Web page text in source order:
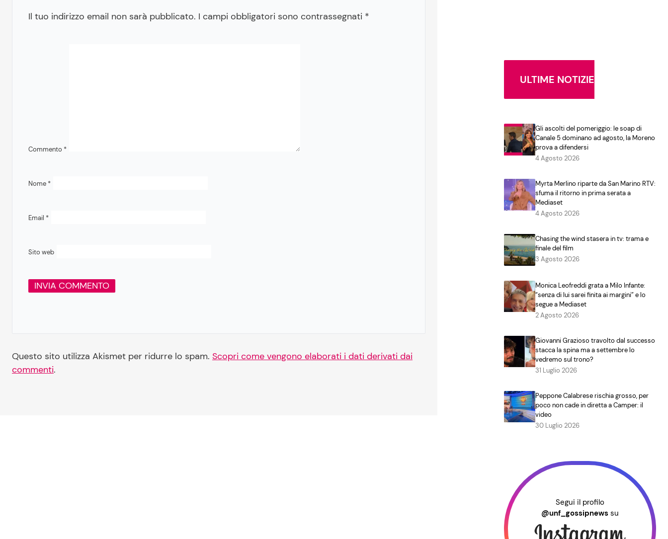
Il tuo indirizzo email non sarà pubblicato. I campi obbligatori sono contrassegnati *
Commento *
Nome *
Email *
Sito web
Questo sito utilizza Akismet per ridurre lo spam. Scopri come vengono elaborati i dati derivati dai
commenti.
ULTIME NOTIZIE
Gli ascolti del pomeriggio: le soap di
Canale 5 dominano ad agosto, la Moreno
prova a difendersi
4 Agosto 2026
Myrta Merlino riparte da San Marino RTV:
sfuma il ritorno in prima serata a
Mediaset
4 Agosto 2026
Chasing the wind stasera in tv: trama e
finale del film
3 Agosto 2026
Monica Leofreddi grata a Milo Infante:
“senza di lui sarei finita ai margini” e lo
segue a Mediaset
2 Agosto 2026
Giovanni Grazioso travolto dal successo
stacca la spina ma a settembre lo
vedremo sul trono?
31 Luglio 2026
Peppone Calabrese rischia grosso, per
poco non cade in diretta a Camper: il
video
30 Luglio 2026
Segui il profilo
@unf_gossipnews su